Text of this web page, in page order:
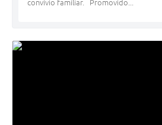
convívio familiar. Promovido...